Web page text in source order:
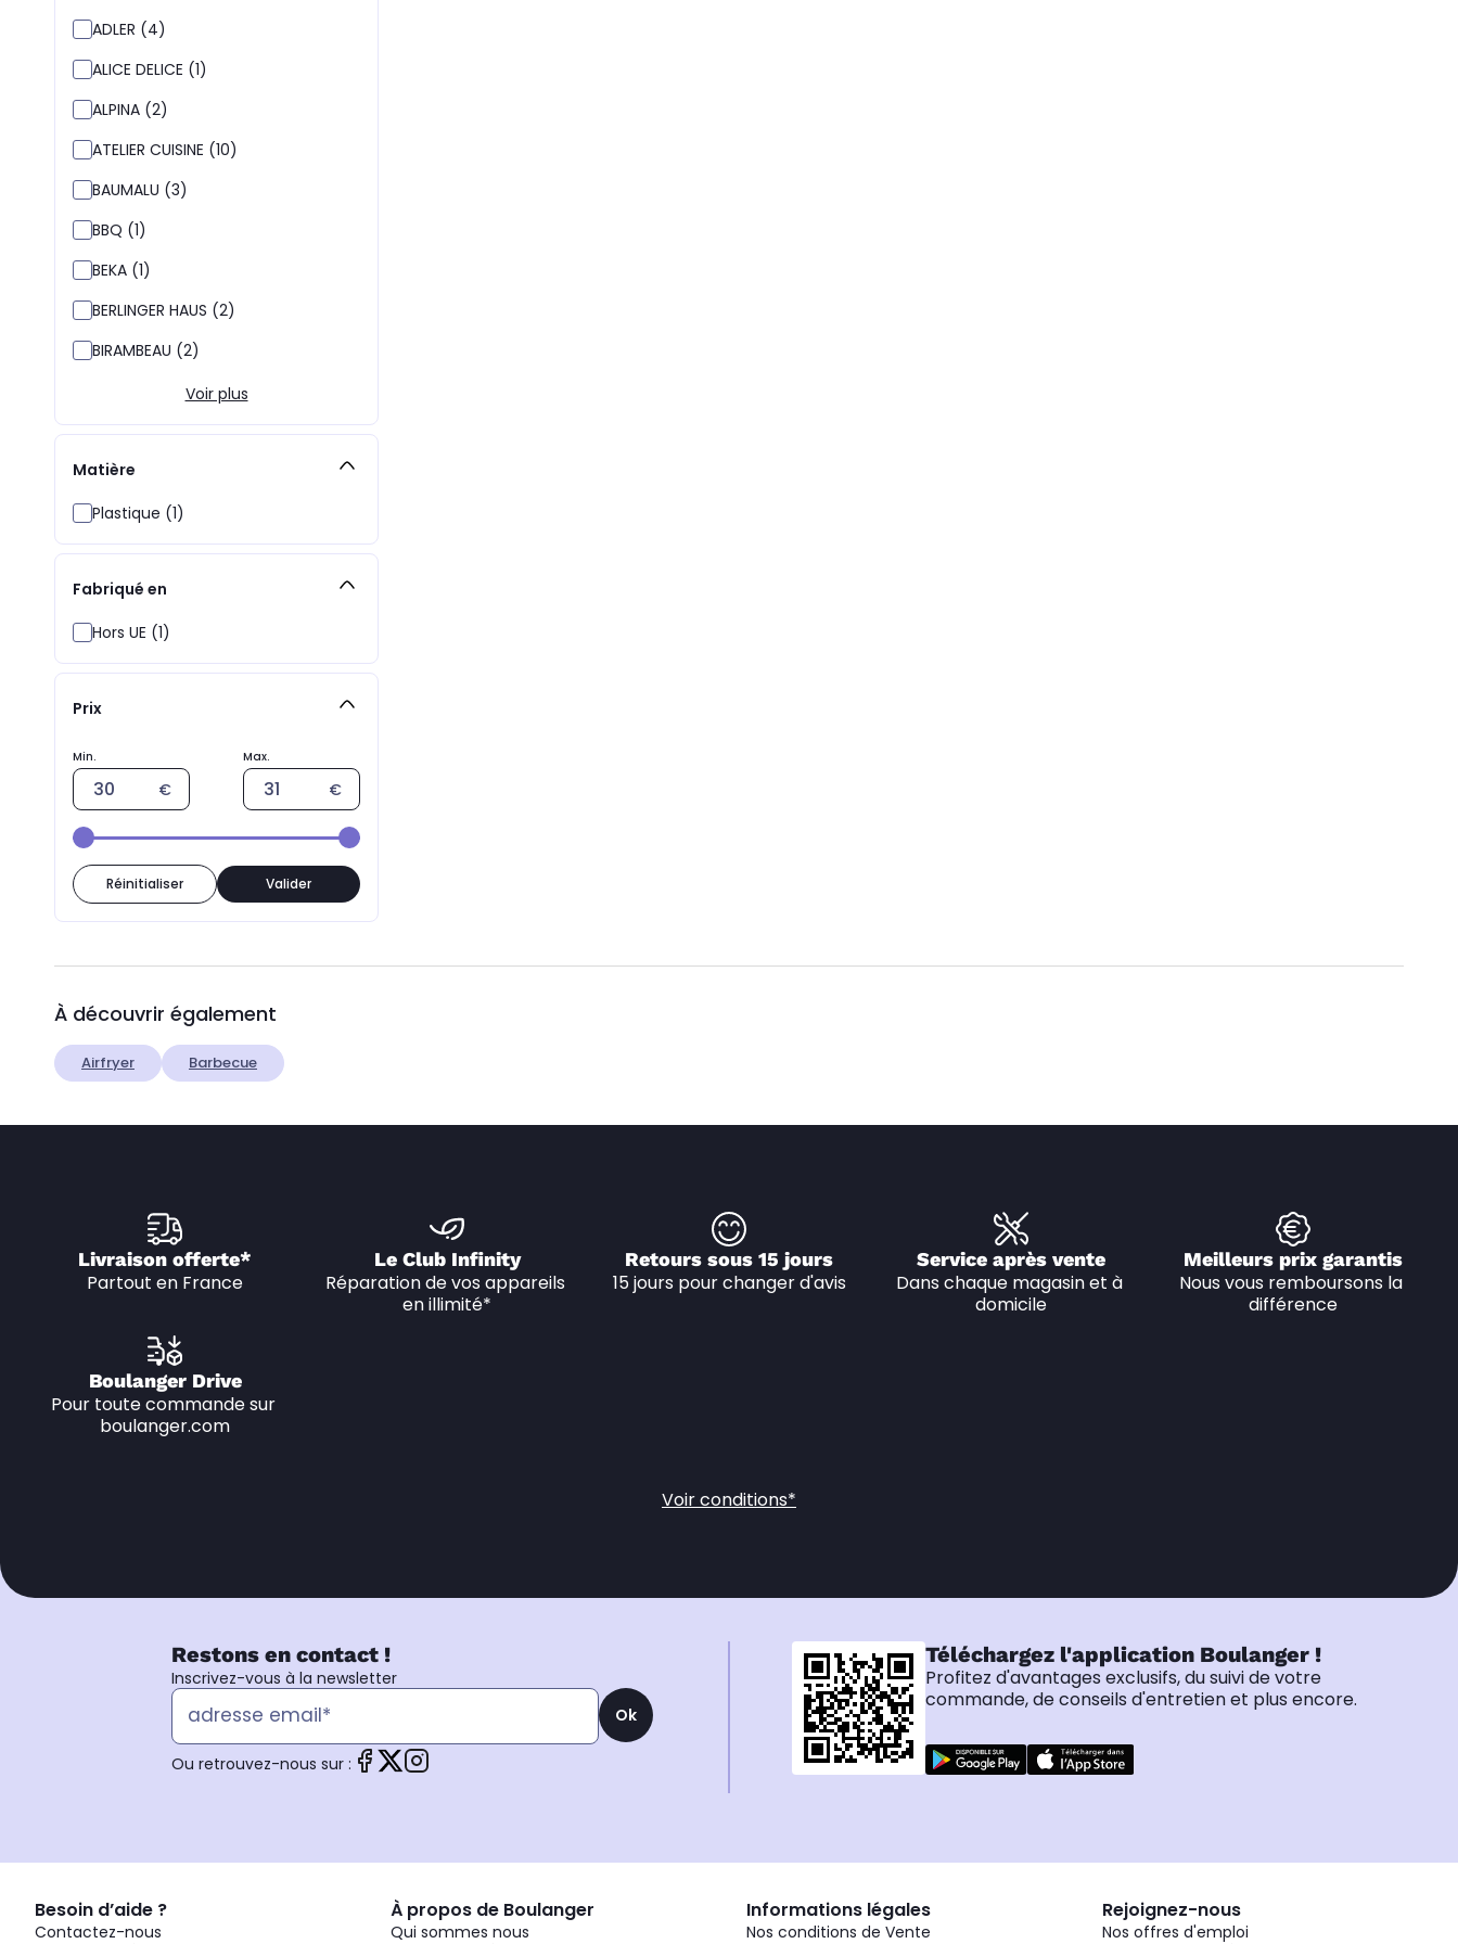
ADLER (4)
ALICE DELICE (1)
ALPINA (2)
ATELIER CUISINE (10)
BAUMALU (3)
BBQ (1)
BEKA (1)
BERLINGER HAUS (2)
BIRAMBEAU (2)
Voir plus
Matière
Plastique (1)
Fabriqué en
Hors UE (1)
Prix
Réinitialiser Valider
À découvrir également
Airfryer Barbecue
Livraison offerte*
Partout en France
Le Club Infinity
Réparation de vos appareils
en illimité*
Retours sous 15 jours
15 jours pour changer d'avis
Service après vente
Dans chaque magasin et à
domicile
Meilleurs prix garantis
Nous vous remboursons la
différence
Boulanger Drive
Pour toute commande sur
boulanger.com
Voir conditions*
Restons en contact !
Inscrivez-vous à la newsletter
Ok
Ou retrouvez-nous sur :
Téléchargez l'application Boulanger !
Profitez d'avantages exclusifs, du suivi de votre
commande, de conseils d'entretien et plus encore.
Besoin d’aide ?
Contactez-nous
À propos de Boulanger
Qui sommes nous
Informations légales
Nos conditions de Vente
Rejoignez-nous
Nos offres d'emploi